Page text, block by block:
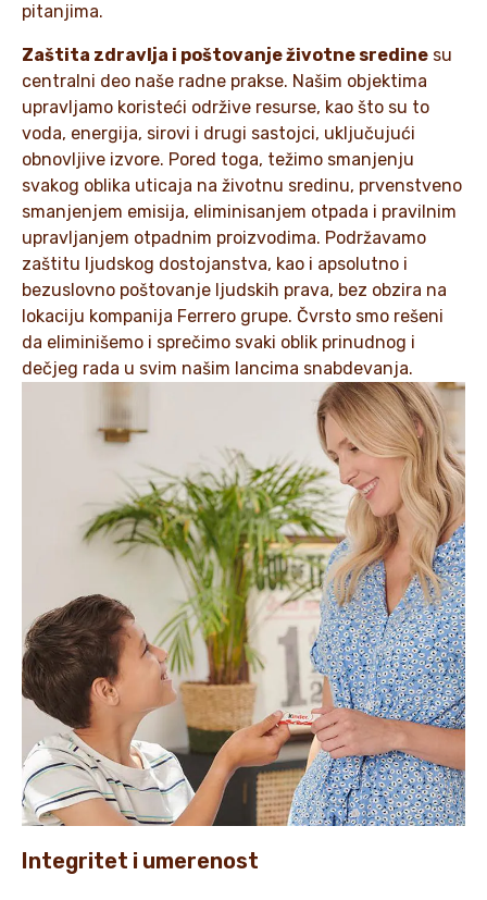
pitanjima.
Zaštita zdravlja i poštovanje životne sredine su
centralni deo naše radne prakse. Našim objektima
upravljamo koristeći održive resurse, kao što su to
voda, energija, sirovi i drugi sastojci, uključujući
obnovljive izvore. Pored toga, težimo smanjenju
svakog oblika uticaja na životnu sredinu, prvenstveno
smanjenjem emisija, eliminisanjem otpada i pravilnim
upravljanjem otpadnim proizvodima. Podržavamo
zaštitu ljudskog dostojanstva, kao i apsolutno i
bezuslovno poštovanje ljudskih prava, bez obzira na
lokaciju kompanija Ferrero grupe. Čvrsto smo rešeni
da eliminišemo i sprečimo svaki oblik prinudnog i
dečjeg rada u svim našim lancima snabdevanja.
Integritet i umerenost